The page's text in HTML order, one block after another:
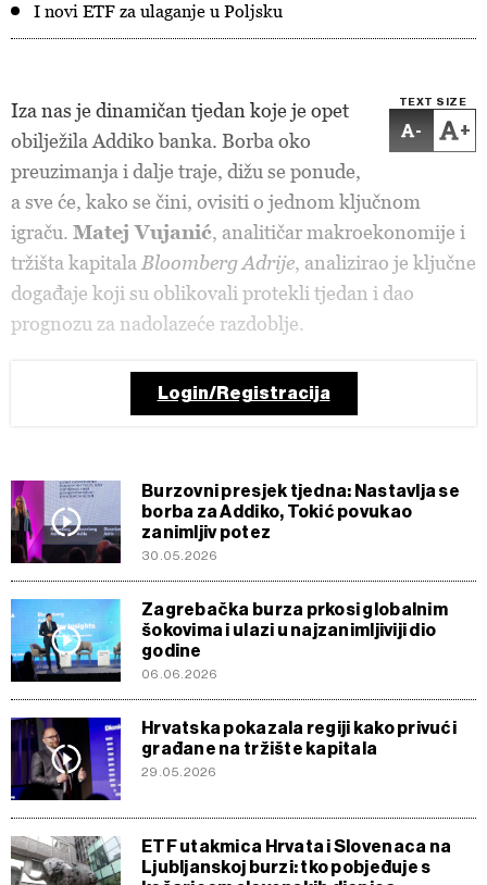
I novi ETF za ulaganje u Poljsku
TEXT SIZE
- +
Iza nas je dinamičan tjedan koje je opet
obilježila Addiko banka. Borba oko
preuzimanja i dalje traje, dižu se ponude,
a sve će, kako se čini, ovisiti o jednom ključnom
igraču. Matej Vujanić, analitičar makroekonomije i
tržišta kapitala Bloomberg Adrije, analizirao je ključne
događaje koji su oblikovali protekli tjedan i dao
prognozu za nadolazeće razdoblje.
Login/Registracija
Burzovni presjek tjedna: Nastavlja se
borba za Addiko, Tokić povukao
zanimljiv potez
30.05.2026
Zagrebačka burza prkosi globalnim
šokovima i ulazi u najzanimljiviji dio
godine
06.06.2026
Hrvatska pokazala regiji kako privući
građane na tržište kapitala
29.05.2026
ETF utakmica Hrvata i Slovenaca na
Ljubljanskoj burzi: tko pobjeđuje s